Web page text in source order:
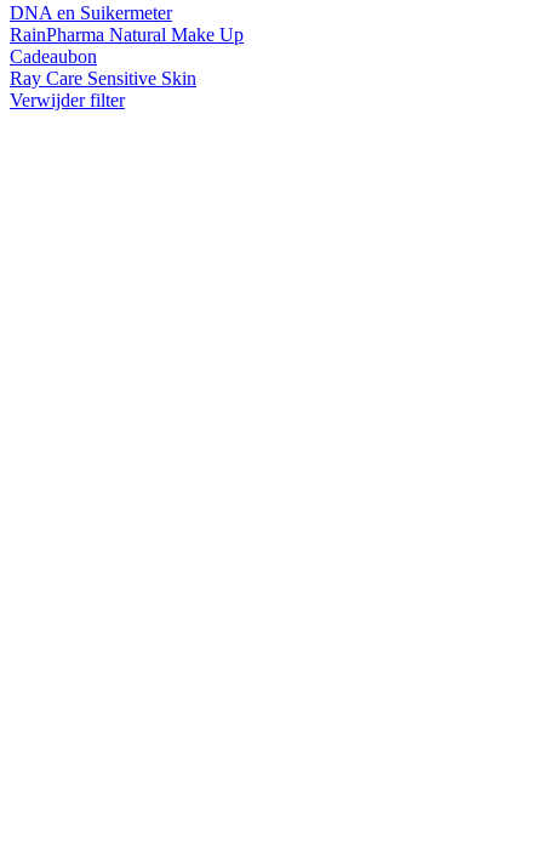
DNA en Suikermeter
RainPharma Natural Make Up
Cadeaubon
Ray Care Sensitive Skin
Verwijder filter